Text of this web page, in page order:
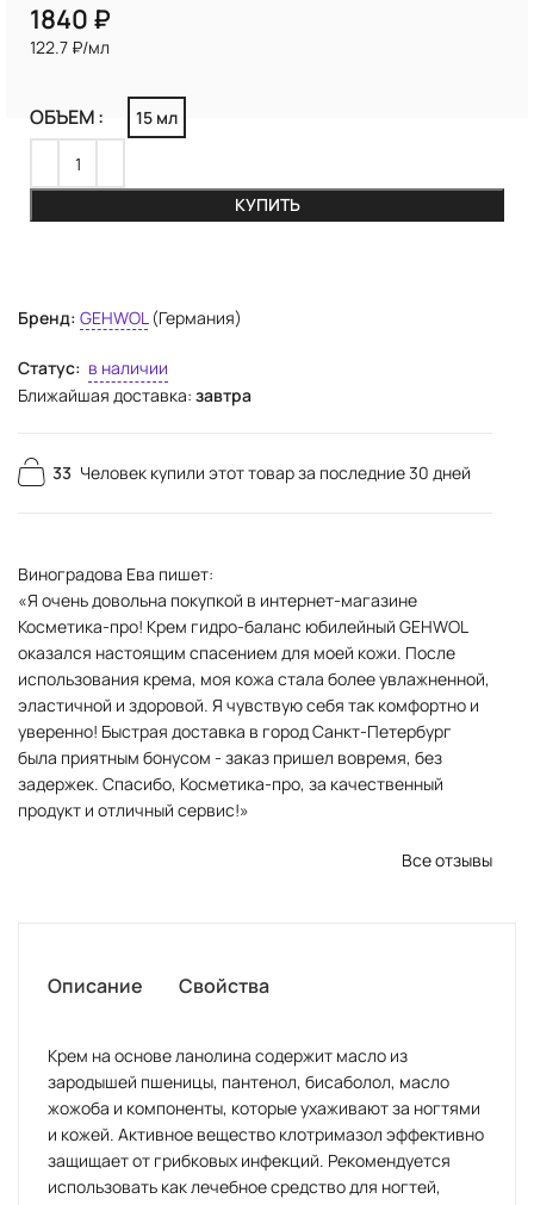
Бренд: GEHWOL(Германия)
Статус: в наличии
Ближайшая доставка: завтра
33 Человек купили этот товар за последние 30 дней
Виноградова Ева пишет:
«Я очень довольна покупкой в интернет-магазине
Косметика-про! Крем гидро-баланс юбилейный GEHWOL
оказался настоящим спасением для моей кожи. После
использования крема, моя кожа стала более увлажненной,
эластичной и здоровой. Я чувствую себя так комфортно и
уверенно! Быстрая доставка в город Санкт-Петербург
была приятным бонусом - заказ пришел вовремя, без
задержек. Спасибо, Косметика-про, за качественный
продукт и отличный сервис!»
Все отзывы
₽
122.7 ₽/мл
ОБЪЕМ 15 мл
КУПИТЬ
Описание Свойства
Крем на основе ланолина содержит масло из
зародышей пшеницы, пантенол, бисаболол, масло
жожоба и компоненты, которые ухаживают за ногтями
и кожей. Активное вещество клотримазол эффективно
защищает от грибковых инфекций. Рекомендуется
использовать как лечебное средство для ногтей,